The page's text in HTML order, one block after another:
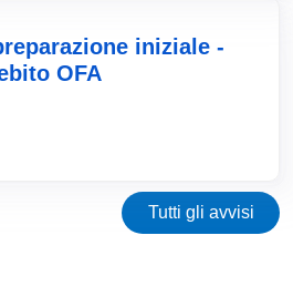
iniziale -
OFA
Tutti gli avvisi